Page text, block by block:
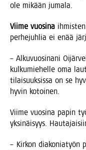
ole mikään jumala.
Vii­me vuo­si­na
per­he­juh­lia ei enää
– Alku­vuo­si­na­ni
kul­ku­mie­hel­le oma
tilai­suuk­sis­sa on se
hyvin kotoinen.
Vii­me vuo­si­na papin
yksi­näi­syys.
– Kir­kon dia­ko­nia­työn